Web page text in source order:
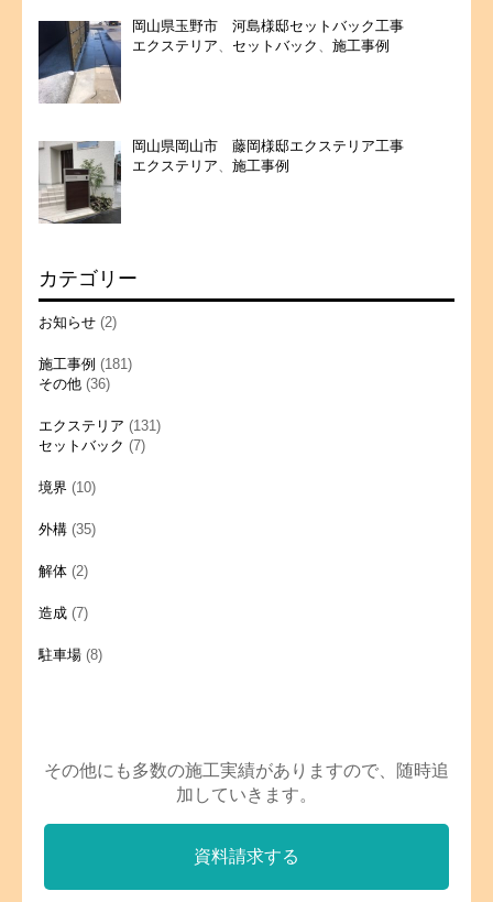
岡山県玉野市 河島様邸セットバック工事
エクステリア、 セットバック 、 施工事例
岡山県岡山市 藤岡様邸エクステリア工事
エクステリア
施工事例
カテゴリー
お知らせ (2)
施工事例 (181)
その他 (36)
エクステリア (131)
セットバック (7)
境界 (10)
外構 (35)
解体 (2)
造成 (7)
駐車場 (8)
その他にも多数の施工実績がありますので、随時追
加していきます。
資料請求する